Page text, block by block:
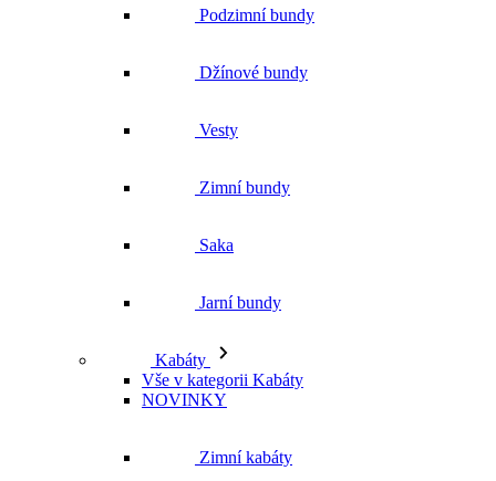
Podzimní bundy
Džínové bundy
Vesty
Zimní bundy
Saka
Jarní bundy
Kabáty
Vše v kategorii Kabáty
NOVINKY
Zimní kabáty